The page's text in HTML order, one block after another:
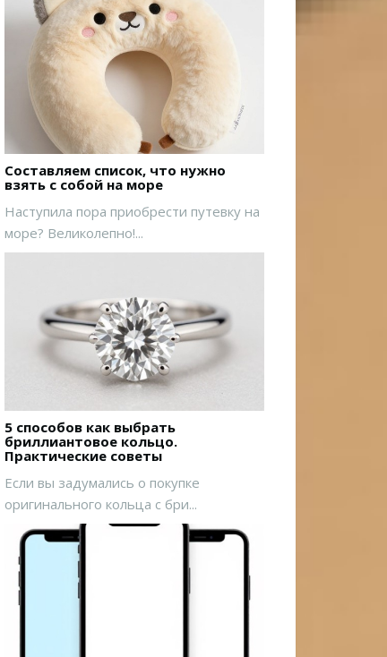
Составляем список, что нужно
взять с собой на море
Наступила пора приобрести путевку на
море? Великолепно!...
5 способов как выбрать
бриллиантовое кольцо.
Практические советы
Если вы задумались о покупке
оригинального кольца с бри...